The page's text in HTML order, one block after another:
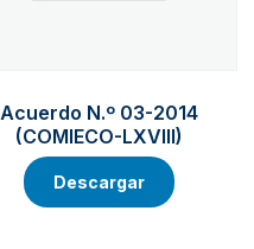
Acuerdo N.º 03-2014
(COMIECO-LXVIII)
Descargar